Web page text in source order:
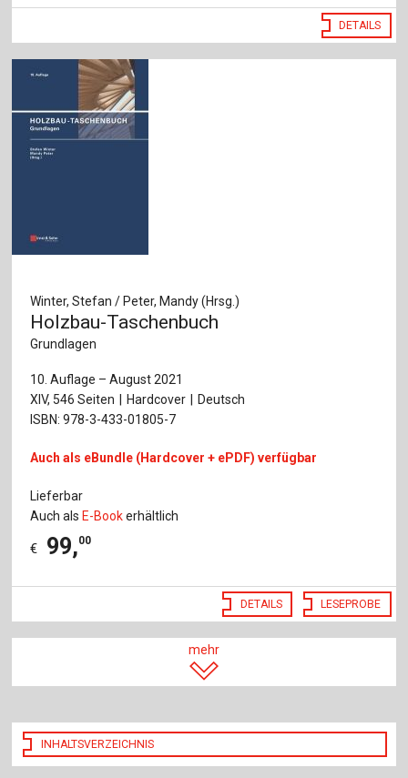
DETAILS
Winter, Stefan / Peter, Mandy (Hrsg.)
Holzbau-Taschenbuch
Grundlagen
10. Auflage – August 2021
XIV, 546 Seiten
Hardcover
Deutsch
ISBN: 978-3-433-01805-7
Auch als eBundle (Hardcover + ePDF) verfügbar
Lieferbar
Auch als E-Bookerhältlich
€ 99,00
DETAILS LESEPROBE
mehr
INHALTSVERZEICHNIS